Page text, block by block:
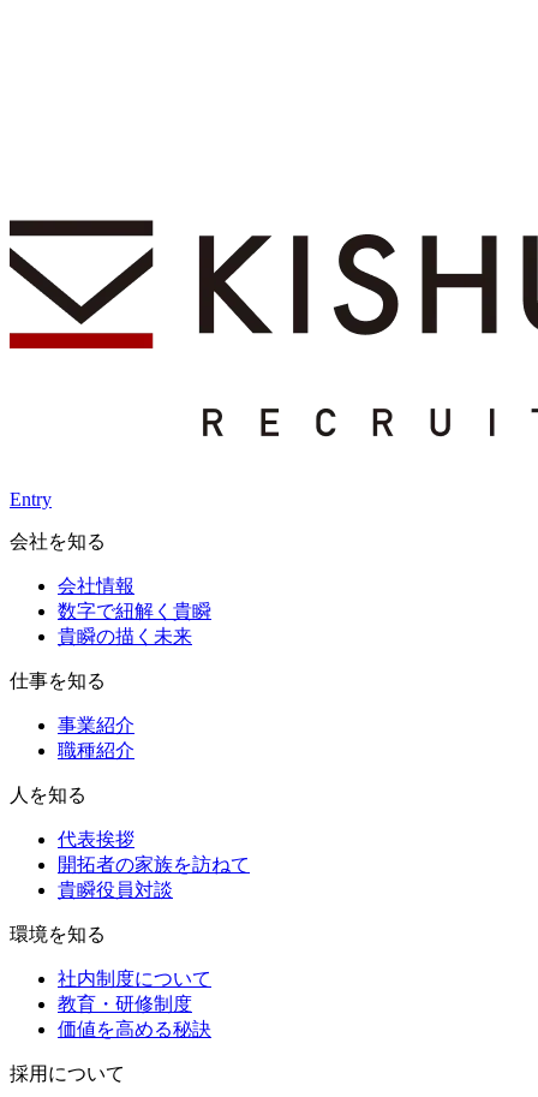
Entry
会社を知る
会社情報
数字で紐解く貴瞬
貴瞬の描く未来
仕事を知る
事業紹介
職種紹介
人を知る
代表挨拶
開拓者の家族を訪ねて
貴瞬役員対談
環境を知る
社内制度について
教育・研修制度
価値を高める秘訣
採用について